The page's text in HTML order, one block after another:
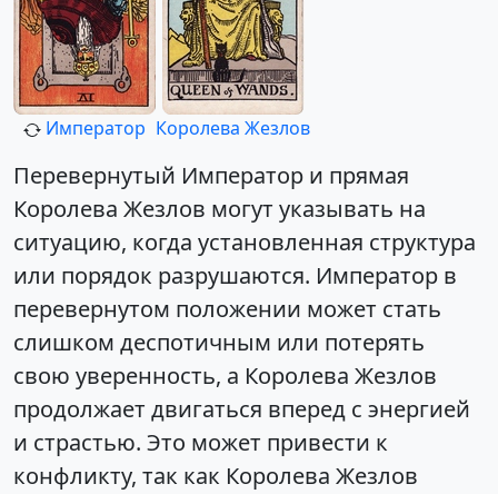
Император Королева Жезлов
Перевернутый Император и прямая
Королева Жезлов могут указывать на
ситуацию, когда установленная структура
или порядок разрушаются. Император в
перевернутом положении может стать
слишком деспотичным или потерять
свою уверенность, а Королева Жезлов
продолжает двигаться вперед с энергией
и страстью. Это может привести к
конфликту, так как Королева Жезлов